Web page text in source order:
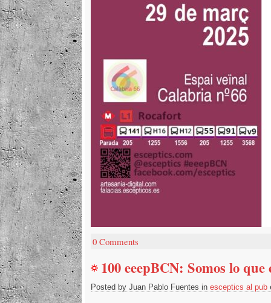
0 Comments
100 eeepBCN: Somos lo que
Posted by Juan Pablo Fuentes in esceptics al pub